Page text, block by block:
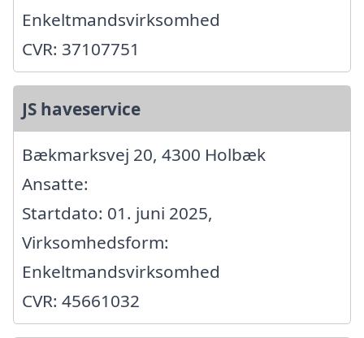
Enkeltmandsvirksomhed
CVR: 37107751
JS haveservice
Bækmarksvej 20, 4300 Holbæk
Ansatte:
Startdato: 01. juni 2025,
Virksomhedsform:
Enkeltmandsvirksomhed
CVR: 45661032